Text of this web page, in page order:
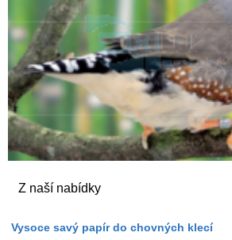
Z naší nabídky
Vysoce savý papír do chovných klecí